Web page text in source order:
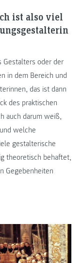
ist also viel
Gestalters oder der
in dem Bereich und
das ist dann
des praktischen
auch darum weiß,
welche
gestalterische
theoretisch behaftet,
Gegebenheiten